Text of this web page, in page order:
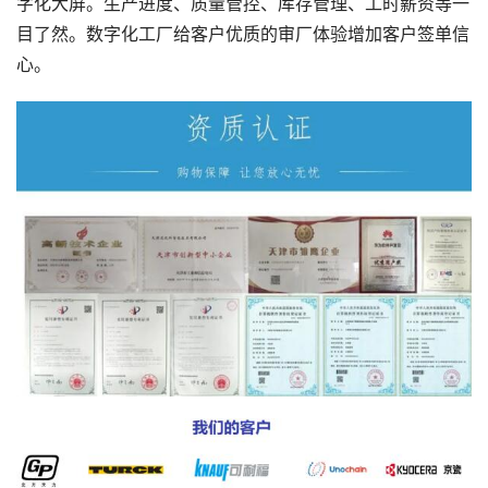
目了然。数字化工厂给客户优质的审厂体验增加客户签单信
心。